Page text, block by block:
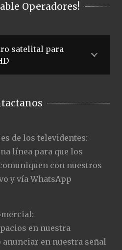
Operadores!
satelital para
de los televidentes:
línea para que los
con nuestros
y vía WhatsApp
en nuestra
en nuestra señal